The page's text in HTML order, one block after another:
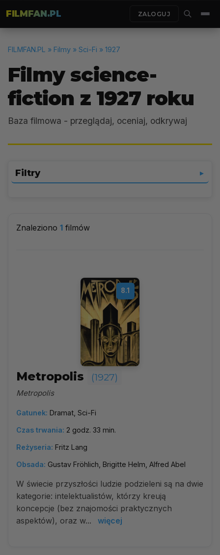
FILMFAN.PL ZALOGUJ
FILMFAN.PL » Filmy » Sci-Fi » 1927
Filmy science-
fiction z 1927 roku
Baza filmowa - przeglądaj, oceniaj, odkrywaj
Filtry ▼
Znaleziono 1 filmów
8.1
Metropolis (1927)
Metropolis
Gatunek: Dramat, Sci-Fi
Czas trwania: 2 godz. 33 min.
Reżyseria: Fritz Lang
Obsada: Gustav Fröhlich, Brigitte Helm, Alfred Abel
W świecie przyszłości ludzie podzieleni są na dwie
kategorie: intelektualistów, którzy kreują
koncepcje (bez znajomości praktycznych
aspektów), oraz w...
więcej